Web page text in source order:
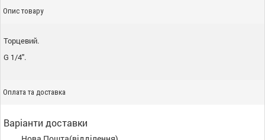
Опис товару
Торцевий.
G 1/4".
Оплата та доставка
Варіанти доставки